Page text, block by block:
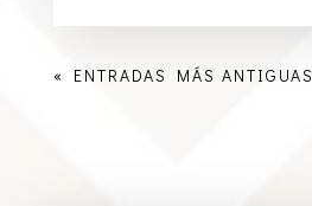
« ENTRADAS MÁS ANTIGUAS